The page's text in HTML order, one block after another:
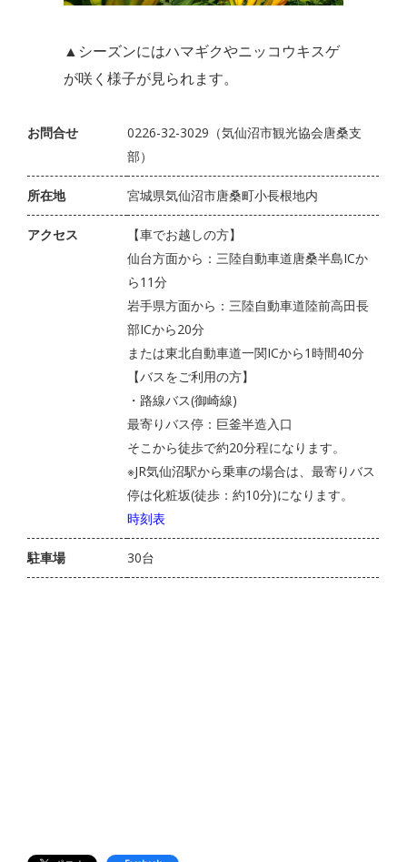
▲シーズンにはハマギクやニッコウキスゲ
が咲く様子が見られます。
お問合せ
0226-32-3029（気仙沼市観光協会唐桑支
部）
所在地 宮城県気仙沼市唐桑町小長根地内
アクセス
【車でお越しの方】
仙台方面から：三陸自動車道唐桑半島ICか
ら11分
岩手県方面から：三陸自動車道陸前高田長
部ICから20分
または東北自動車道一関ICから1時間40分
【バスをご利用の方】
・路線バス(御崎線)
最寄りバス停：巨釜半造入口
そこから徒歩で約20分程になります。
※JR気仙沼駅から乗車の場合は、最寄りバス
停は化粧坂(徒歩：約10分)になります。
時刻表
駐車場 30台